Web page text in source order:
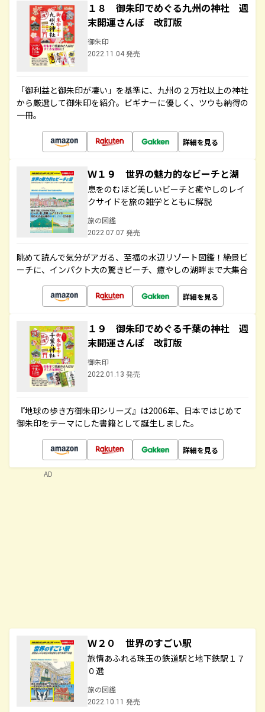
１８ 御朱印でめぐる九州の神社 週
末開運さんぽ 改訂版
御朱印
2022.11.04 発売
「御利益と御朱印が凄い」を基準に、九州の２万社以上の神社
から厳選して御朱印を紹介。ビギナーに優しく、ツウも納得の
一冊。
詳細を見る
Ｗ１９ 世界の魅力的なビーチと湖
息をのむほど美しいビーチと癒やしのレイ
クサイドを旅の雑学とともに解説
旅の図鑑
2022.07.07 発売
眺めて読んで気分がアガる、至福の水辺リゾート図鑑！絶景ビ
ーチに、インパクト大の驚きビーチ、癒やしの湖畔まで大集合
詳細を見る
１９ 御朱印でめぐる千葉の神社 週
末開運さんぽ 改訂版
御朱印
2022.01.13 発売
『地球の歩き方御朱印シリーズ』は2006年、日本ではじめて
御朱印をテーマにした書籍として誕生しました。
詳細を見る
Ｗ２０ 世界のすごい駅
旅情あふれる珠玉の鉄道駅と地下鉄駅１７
０選
旅の図鑑
2022.10.11 発売
AD